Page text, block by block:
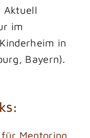
Aktuell
im
in
Bayern).
Mentoring